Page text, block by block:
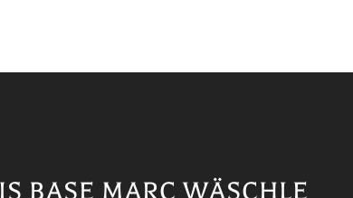
BASE MARC WÄSCHLE